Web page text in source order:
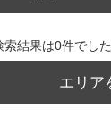
索結果は0件でし
エリア